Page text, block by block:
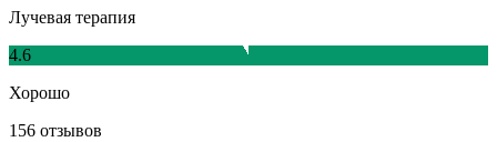
Лучевая терапия
4.6
Хорошо
156 отзывов